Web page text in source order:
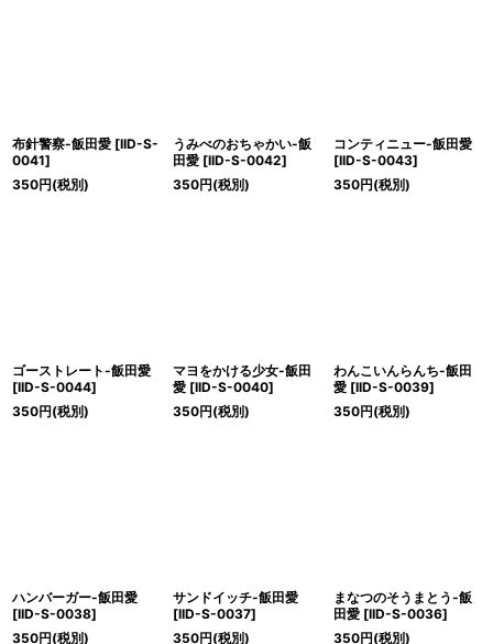
布針警察-飯田愛 [IID-S-
0041]
350円(税別)
うみべのおちゃかい-飯
田愛 [IID-S-0042]
350円(税別)
コンティニュー-飯田愛
[IID-S-0043]
350円(税別)
ゴーストレート-飯田愛
[IID-S-0044]
350円(税別)
マヨをかける少女-飯田
愛 [IID-S-0040]
350円(税別)
わんこいんらんち-飯田
愛 [IID-S-0039]
350円(税別)
ハンバーガー-飯田愛
[IID-S-0038]
350円(税別)
サンドイッチ-飯田愛
[IID-S-0037]
350円(税別)
まなつのそうまとう-飯
田愛 [IID-S-0036]
350円(税別)